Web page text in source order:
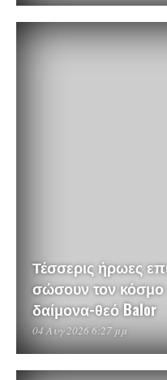
Τέσσερις ήρωες
σώσουν τον κόσμο
δαίμονα-θεό Balor
04 Αυγ 2026 6:27 μμ